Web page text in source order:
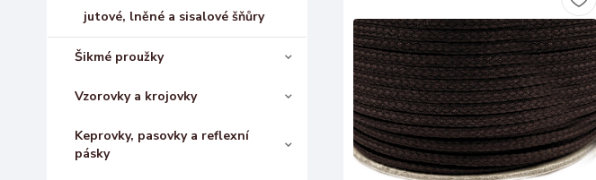
jutové, lněné a sisalové šňůry
Šikmé proužky
Vzorovky a krojovky
Keprovky, pasovky a reflexní
pásky